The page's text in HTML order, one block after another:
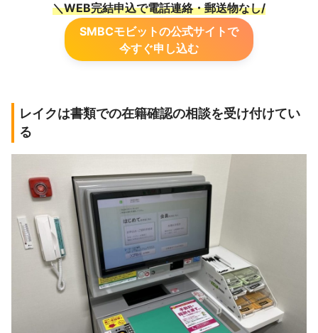
＼WEB完結申込で電話連絡・郵送物なし/
SMBCモビットの公式サイトで
今すぐ申し込む
レイクは書類での在籍確認の相談を受け付けてい
る